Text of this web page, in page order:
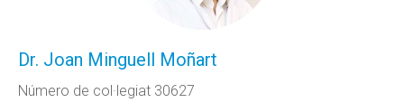
Dr. Joan Minguell Moñart
Número de col·legiat 30627